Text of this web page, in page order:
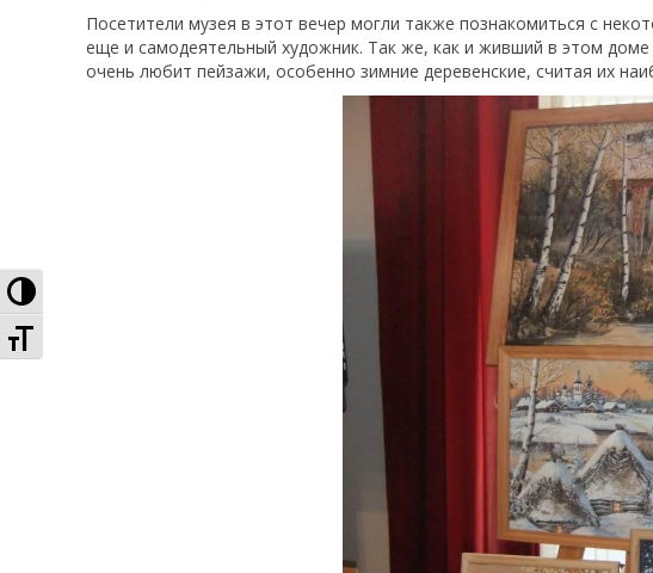
Высокая контрастность
Увеличенный шрифт
Посетители музея в этот вечер могли также познакомиться с
еще и самодеятельный художник. Так же, как и живший в этом
очень любит пейзажи, особенно зимние деревенские, считая их